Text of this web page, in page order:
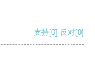
支持[0] 反对[0]